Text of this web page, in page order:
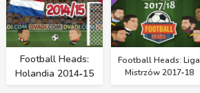
Football Heads:
Holandia 2014‑15
Football Heads: Liga
Mistrzów 2017‑18